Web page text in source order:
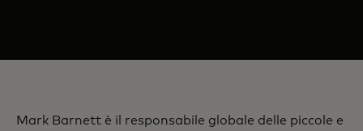
Mark Barnett è il responsabile globale delle piccole e